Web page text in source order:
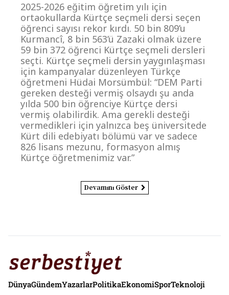
2025-2026 eğitim öğretim yılı için
ortaokullarda Kürtçe seçmeli dersi seçen
öğrenci sayısı rekor kırdı. 50 bin 809’u
Kurmancî, 8 bin 563’ü Zazaki olmak üzere
59 bin 372 öğrenci Kürtçe seçmeli dersleri
seçti. Kürtçe seçmeli dersin yaygınlaşması
için kampanyalar düzenleyen Türkçe
öğretmeni Hüdai Morsümbül: “DEM Parti
gereken desteği vermiş olsaydı şu anda
yılda 500 bin öğrenciye Kürtçe dersi
vermiş olabilirdik. Ama gerekli desteği
vermedikleri için yalnızca beş üniversitede
Kürt dili edebiyatı bölümü var ve sadece
826 lisans mezunu, formasyon almış
Kürtçe öğretmenimiz var.”
Devamını Göster
DünyaGündemYazarlarPolitikaEkonomiSporTeknoloji